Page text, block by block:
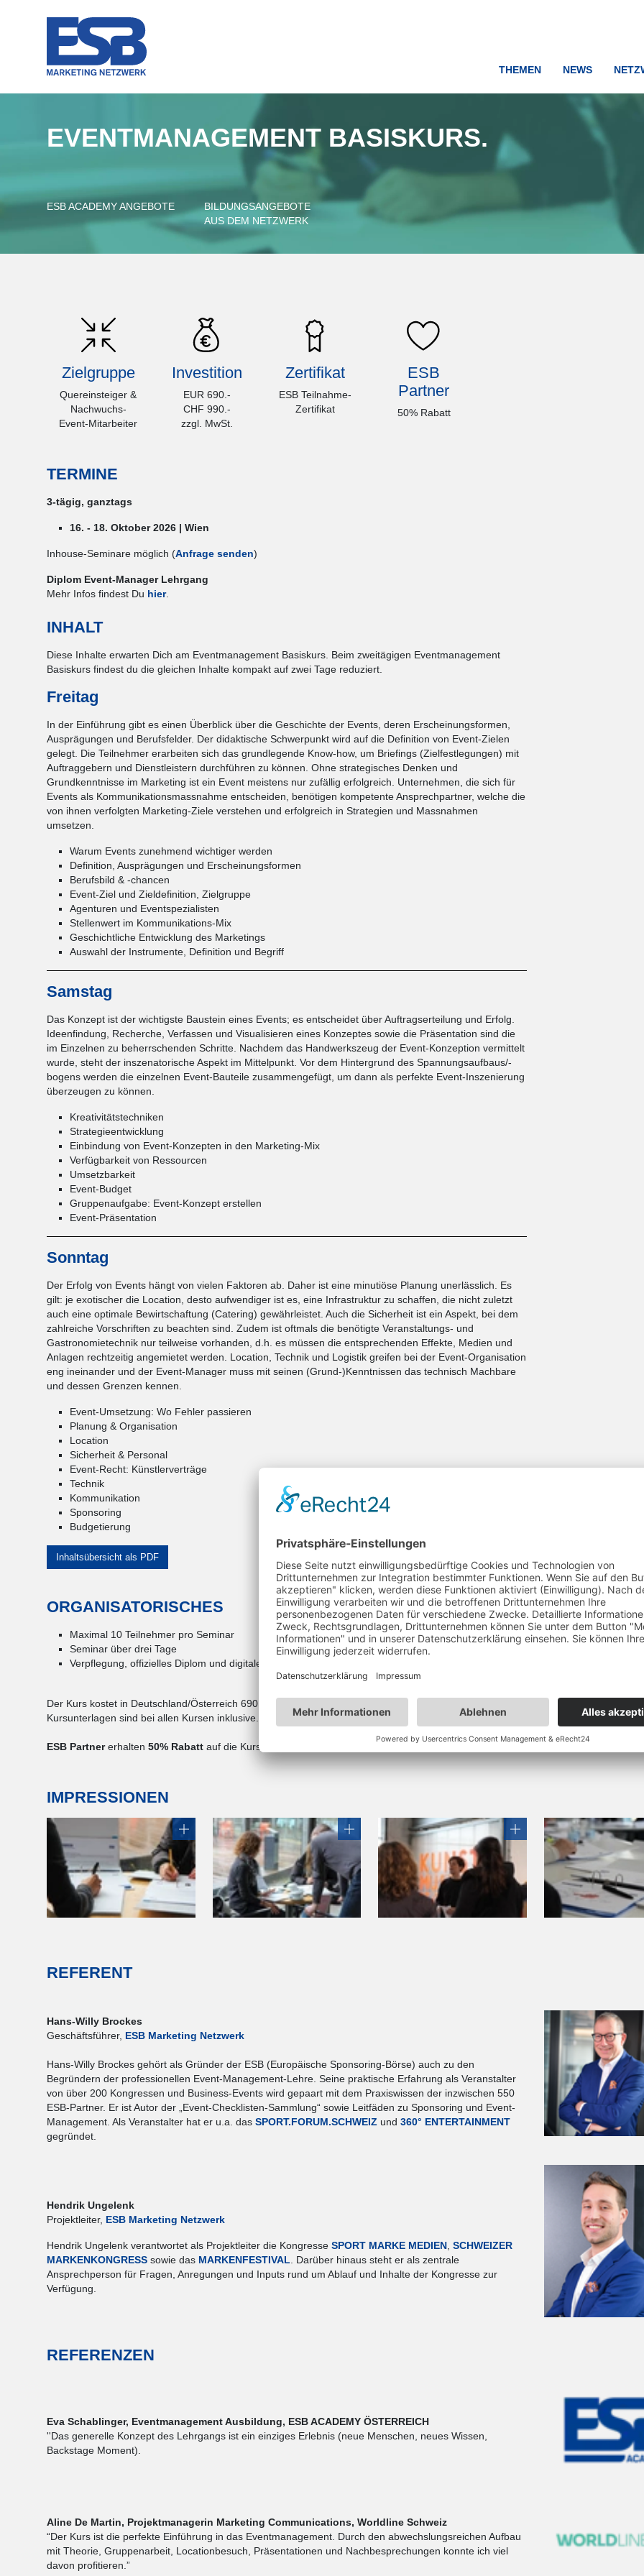
THEMEN NEWS
EVENTMANAGEMENT BASISKURS.
ESB ACADEMY ANGEBOTE
BILDUNGSANGEBOTE
AUS DEM NETZWERK
Zielgruppe
Quereinsteiger &
Nachwuchs-
Event-Mitarbeiter
Investition
EUR 690.-
CHF 990.-
zzgl. MwSt.
Zertifikat
ESB Teilnahme-
Zertifikat
ESB
Partner
50% Rabatt
TERMINE
3-tägig, ganztags
16. - 18. Oktober 2026 | Wien
Inhouse-Seminare möglich (Anfrage senden)
Diplom Event-Manager Lehrgang
Mehr Infos findest Du hier.
INHALT
Diese Inhalte erwarten Dich am Eventmanagement Basiskurs. Beim zweitägigen Eventmanagement
Basiskurs findest du die gleichen Inhalte kompakt auf zwei Tage reduziert.
Freitag
In der Einführung gibt es einen Überblick über die Geschichte der Events, deren Erscheinungsformen,
Ausprägungen und Berufsfelder. Der didaktische Schwerpunkt wird auf die Definition von Event-Zielen
gelegt. Die Teilnehmer erarbeiten sich das grundlegende Know-how, um Briefings (Zielfestlegungen) mit
Auftraggebern und Dienstleistern durchführen zu können. Ohne strategisches Denken und
Grundkenntnisse im Marketing ist ein Event meistens nur zufällig erfolgreich. Unternehmen, die sich für
Events als Kommunikationsmassnahme entscheiden, benötigen kompetente Ansprechpartner, welche die
von ihnen verfolgten Marketing-Ziele verstehen und erfolgreich in Strategien und Massnahmen
umsetzen.
Warum Events zunehmend wichtiger werden
Definition, Ausprägungen und Erscheinungsformen
Berufsbild & -chancen
Event-Ziel und Zieldefinition, Zielgruppe
Agenturen und Eventspezialisten
Stellenwert im Kommunikations-Mix
Geschichtliche Entwicklung des Marketings
Auswahl der Instrumente, Definition und Begriff
Samstag
Das Konzept ist der wichtigste Baustein eines Events; es entscheidet über Auftragserteilung und Erfolg.
Ideenfindung, Recherche, Verfassen und Visualisieren eines Konzeptes sowie die Präsentation sind die
im Einzelnen zu beherrschenden Schritte. Nachdem das Handwerkszeug der Event-Konzeption vermittelt
wurde, steht der inszenatorische Aspekt im Mittelpunkt. Vor dem Hintergrund des Spannungsaufbaus/-
bogens werden die einzelnen Event-Bauteile zusammengefügt, um dann als perfekte Event-Inszenierung
überzeugen zu können.
Kreativitätstechniken
Strategieentwicklung
Einbindung von Event-Konzepten in den Marketing-Mix
Verfügbarkeit von Ressourcen
Umsetzbarkeit
Event-Budget
Gruppenaufgabe: Event-Konzept erstellen
Event-Präsentation
Sonntag
Der Erfolg von Events hängt von vielen Faktoren ab. Daher ist eine minutiöse Planung unerlässlich. Es
gilt: je exotischer die Location, desto aufwendiger ist es, eine Infrastruktur zu schaffen, die nicht zuletzt
auch eine optimale Bewirtschaftung (Catering) gewährleistet. Auch die Sicherheit ist ein Aspekt, bei dem
zahlreiche Vorschriften zu beachten sind. Zudem ist oftmals die benötigte Veranstaltungs- und
Gastronomietechnik nur teilweise vorhanden, d.h. es müssen die entsprechenden Effekte, Medien und
Anlagen rechtzeitig angemietet werden. Location, Technik und Logistik greifen bei der Event-Organisation
eng ineinander und der Event-Manager muss mit seinen (Grund-)Kenntnissen das technisch Machbare
und dessen Grenzen kennen.
Event-Umsetzung: Wo Fehler passieren
Planung & Organisation
Location
Sicherheit & Personal
Event-Recht: Künstlerverträge
Technik
Kommunikation
Sponsoring
Budgetierung
Inhaltsübersicht als PDF
ORGANISATORISCHES
Maximal 10 Teilnehmer pro Seminar
Seminar über drei Tage
Verpflegung, offizielles Diplom und digitales Handout inklusive
Der Kurs kostet in Deutschland/Österreich 690.- EUR und in der Schweiz 990.- CHF
Übernachtung. Die Verpflegung sowie die
Kursunterlagen sind bei allen Kursen inklusive.
ESB Partnererhalten 50% Rabatt auf die Kursteilnahme.
IMPRESSIONEN
REFERENT
Hans-Willy Brockes
Geschäftsführer, ESB Marketing Netzwerk
Hans-Willy Brockes gehört als Gründer der ESB (Europäische Sponsoring-Börse) auch zu den
Begründern der professionellen Event-Management-Lehre. Seine praktische Erfahrung als Veranstalter
von über 200 Kongressen und Business-Events wird gepaart mit dem Praxiswissen der inzwischen 550
ESB-Partner. Er ist Autor der „Event-Checklisten-Sammlung“ sowie Leitfäden zu Sponsoring und Event-
Management. Als Veranstalter hat er u.a. das SPORT.FORUM.SCHWEIZ und 360° ENTERTAINMENT
gegründet.
Hendrik Ungelenk
Projektleiter, ESB Marketing Netzwerk
Hendrik Ungelenk verantwortet als Projektleiter die Kongresse SPORT MARKE MEDIEN SCHWEIZER
MARKENKONGRESS sowie das MARKENFESTIVAL . Darüber hinaus steht er als zentrale
Ansprechperson für Fragen, Anregungen und Inputs rund um Ablauf und Inhalte der Kongresse zur
Verfügung.
REFERENZEN
Eva Schablinger, Eventmanagement Ausbildung, ESB ACADEMY ÖSTERREICH
''Das generelle Konzept des Lehrgangs ist ein einziges Erlebnis (neue Menschen, neues Wissen,
Backstage Moment).
Aline De Martin, Projektmanagerin Marketing Communications, Worldline Schweiz
“Der Kurs ist die perfekte Einführung in das Eventmanagement. Durch den abwechslungsreichen Aufbau
mit Theorie, Gruppenarbeit, Locationbesuch, Präsentationen und Nachbesprechungen konnte ich viel
davon profitieren.”